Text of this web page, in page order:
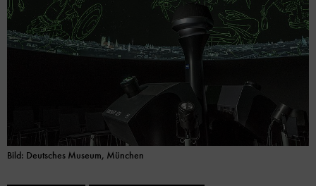
Bild: Deutsches Museum, München